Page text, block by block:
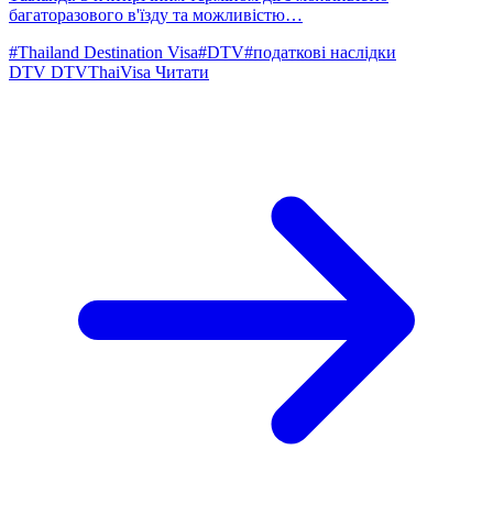
багаторазового в'їзду та можливістю…
#Thailand Destination Visa#DTV#податкові наслідки
DTV DTVThaiVisa Читати